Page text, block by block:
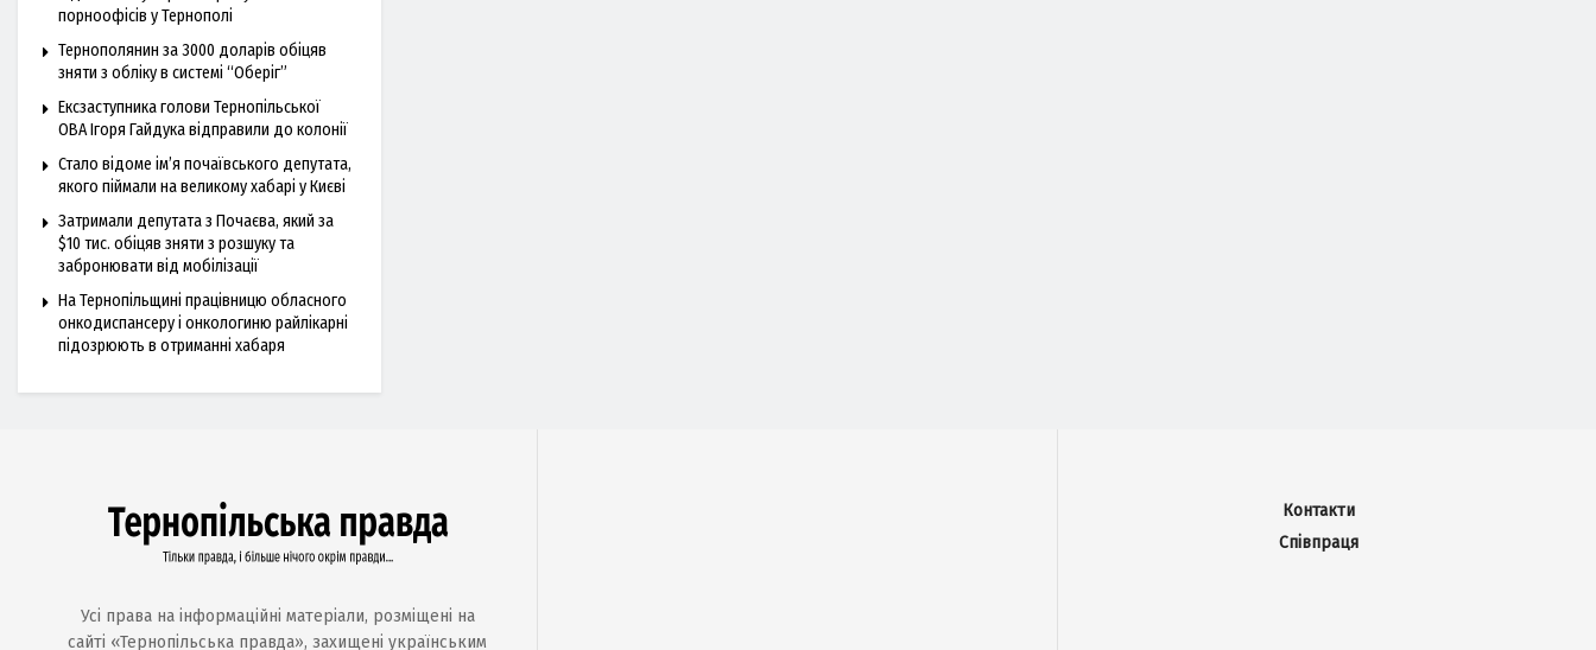
порноофісів у Тернополі
Тернополянин за 3000 доларів обіцяв
зняти з обліку в системі “Оберіг”
Ексзаступника голови Тернопільської
ОВА Ігоря Гайдука відправили до колонії
Стало відоме ім’я почаївського депутата,
якого піймали на великому хабарі у Києві
Затримали депутата з Почаєва, який за
$10 тис. обіцяв зняти з розшуку та
забронювати від мобілізації
На Тернопільщині працівницю обласного
онкодиспансеру і онкологиню райлікарні
підозрюють в отриманні хабаря
Усі права на інформаційні матеріали, розміщені на
сайті «Тернопільська правда», захищені українським
Контакти
Співпраця